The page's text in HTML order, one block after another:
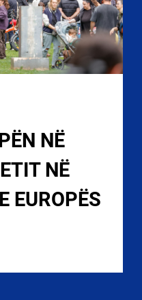
NË
NË
EUROPËS